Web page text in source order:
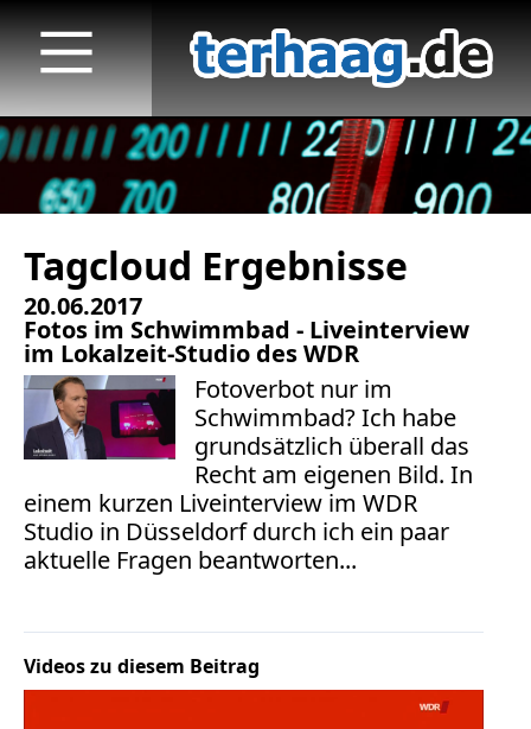
Tagcloud Ergebnisse
20.06.2017
Fotos im Schwimmbad - Liveinterview
im Lokalzeit-Studio des WDR
Fotoverbot nur im
Schwimmbad? Ich habe
grundsätzlich überall das
Recht am eigenen Bild. In
einem kurzen Liveinterview im WDR
Studio in Düsseldorf durch ich ein paar
aktuelle Fragen beantworten...
Videos zu diesem Beitrag
Startseite
Veröffentlichungen
TV
Radio
Bücher